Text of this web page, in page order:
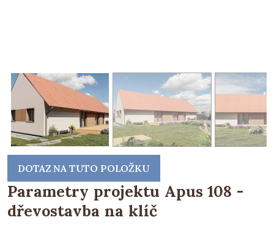
DOTAZ NA TUTO POLOŽKU
Parametry projektu Apus 108 -
dřevostavba na klíč